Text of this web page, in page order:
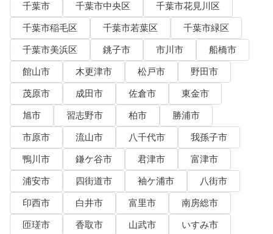
千葉市 千葉市中央区
千葉市花見川区
千葉市稲毛区
千葉市若葉区
千葉市緑区
千葉市美浜区
銚子市 市川市
船橋市
館山市
木更津市 松戸市
野田市
茂原市
成田市 佐倉市
東金市
旭市
習志野市 柏市
勝浦市
市原市
流山市 八千代市
我孫子市
鴨川市
鎌ケ谷市 君津市
富津市
浦安市
四街道市 袖ケ浦市
八街市
印西市
白井市 富里市
南房総市
匝瑳市
香取市 山武市
いすみ市